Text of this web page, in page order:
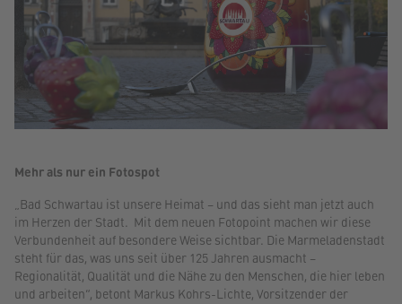
Mehr als nur ein Fotospot
„Bad Schwartau ist unsere Heimat – und das sieht man jetzt auch
im Herzen der Stadt. Mit dem neuen Fotopoint machen wir diese
Verbundenheit auf besondere Weise sichtbar. Die Marmeladenstadt
steht für das, was uns seit über 125 Jahren ausmacht –
Regionalität, Qualität und die Nähe zu den Menschen, die hier leben
und arbeiten“, betont Markus Kohrs-Lichte, Vorsitzender der